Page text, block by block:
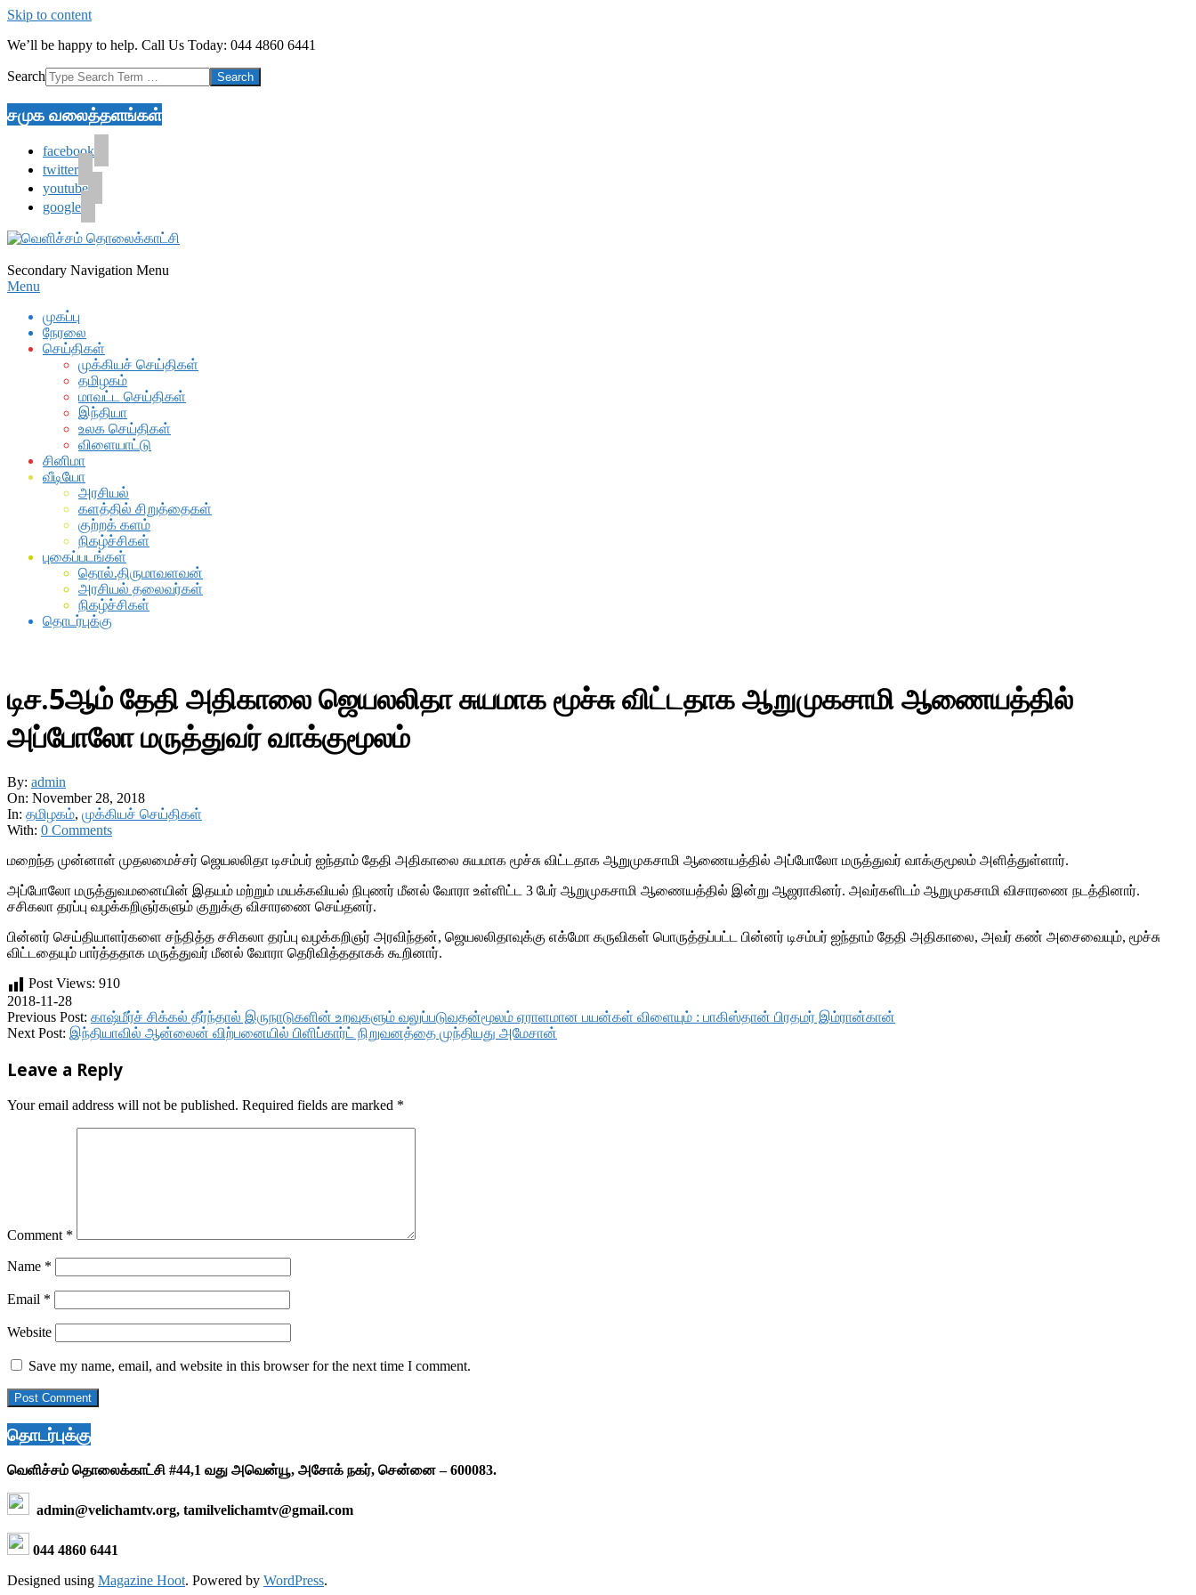
Skip to content
We’ll be happy to help. Call Us Today: 044 4860 6441
Search
சமுக வலைத்தளங்கள்
facebook
twitter
youtube
google
Secondary Navigation Menu
Menu
முகப்பு
நேரலை
செய்திகள்
முக்கியச் செய்திகள்
தமிழகம்
மாவட்ட செய்திகள்
இந்தியா
உலக செய்திகள்
விளையாட்டு
சினிமா
வீடியோ
அரசியல்
களத்தில் சிறுத்தைகள்
குற்றக் களம்
நிகழ்ச்சிகள்
புகைப்படங்கள்
தொல்.திருமாவளவன்
அரசியல் தலைவர்கள்
நிகழ்ச்சிகள்
தொடர்புக்கு
டிச.5ஆம் தேதி அதிகாலை ஜெயலலிதா சுயமாக மூச்சு விட்டதாக ஆறுமுகசாமி ஆணையத்தில்
அப்போலோ மருத்துவர் வாக்குமூலம்
By: admin
On: November 28, 2018
In: தமிழகம், முக்கியச் செய்திகள்
With: 0 Comments
மறைந்த முன்னாள் முதலமைச்சர் ஜெயலலிதா டிசம்பர் ஐந்தாம் தேதி அதிகாலை சுயமாக மூச்சு விட்டதாக ஆறுமுகசாமி ஆணையத்தில் அப்போலோ மருத்துவர் வாக்குமூலம் அளித்துள்ளார்.
அப்போலோ மருத்துவமனையின் இதயம் மற்றும் மயக்கவியல் நிபுணர் மீனல் வோரா உள்ளிட்ட 3 பேர் ஆறுமுகசாமி ஆணையத்தில் இன்று ஆஜராகினர். அவர்களிடம் ஆறுமுகசாமி விசாரணை நடத்தினார்.
சசிகலா தரப்பு வழக்கறிஞர்களும் குறுக்கு விசாரணை செய்தனர்.
பின்னர் செய்தியாளர்களை சந்தித்த சசிகலா தரப்பு வழக்கறிஞர் அரவிந்தன், ஜெயலலிதாவுக்கு எக்மோ கருவிகள் பொருத்தப்பட்ட பின்னர் டிசம்பர் ஐந்தாம் தேதி அதிகாலை, அவர் கண் அசைவையும், மூச்சு
விட்டதையும் பார்த்ததாக மருத்துவர் மீனல் வோரா தெரிவித்ததாகக் கூறினார்.
Post Views: 910
2018-11-28
Previous Post: காஷ்மீர்ச் சிக்கல் தீர்ந்தால் இருநாடுகளின் உறவுகளும் வலுப்படுவதன்மூலம் ஏராளமான பயன்கள் விளையும் : பாகிஸ்தான் பிரதமர் இம்ரான்கான்
Next Post: இந்தியாவில் ஆன்லைன் விற்பனையில் பிளிப்கார்ட் நிறுவனத்தை முந்தியது அமேசான்
Leave a Reply
Your email address will not be published. Required fields are marked *
Comment *
Name *
Email *
Website
Save my name, email, and website in this browser for the next time I comment.
தொடர்புக்கு
வெளிச்சம் தொலைக்காட்சி #44,1 வது அவென்யூ, அசோக் நகர், சென்னை – 600083.
admin@velichamtv.org, tamilvelichamtv@gmail.com
044 4860 6441
Designed using Magazine Hoot. Powered by WordPress.